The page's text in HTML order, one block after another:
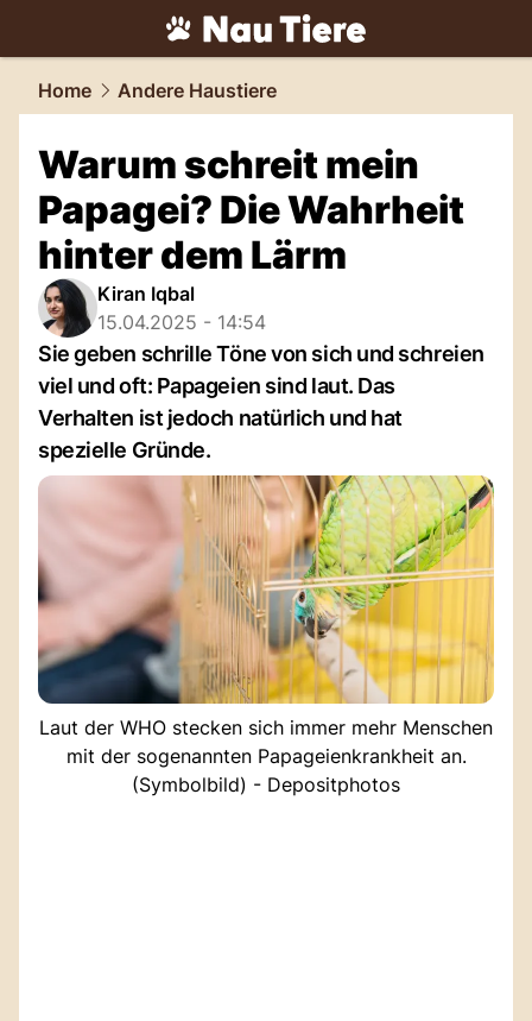
tiere.NAU.ch
Home Andere Haustiere
Warum schreit mein
Papagei? Die Wahrheit
hinter dem Lärm
Kiran Iqbal
15.04.2025 - 14:54
Sie geben schrille Töne von sich und schreien
viel und oft: Papageien sind laut. Das
Verhalten ist jedoch natürlich und hat
spezielle Gründe.
Laut der WHO stecken sich immer mehr Menschen
mit der sogenannten Papageienkrankheit an.
(Symbolbild) - Depositphotos